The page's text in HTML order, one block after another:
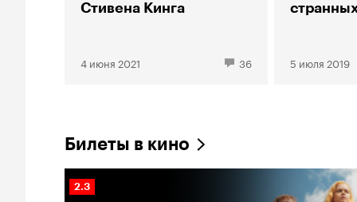
Стивена Кинга
4 июня 2021 36 5 июля 2019
Билеты в кино
Рейтинг
2.3